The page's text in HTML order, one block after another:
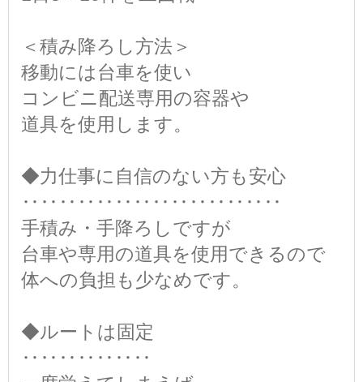
＜積み降ろし方法＞
移動には台車を使い
コンビニ配送専用の容器や
道具を使用します。
◆力仕事に自信のない方も安心
‥‥‥‥‥‥‥‥‥‥‥‥‥‥
手積み・手降ろしですが
台車や専用の道具を使用できるので
体への負担も少なめです。
◆ルートは固定
‥‥‥‥‥‥‥